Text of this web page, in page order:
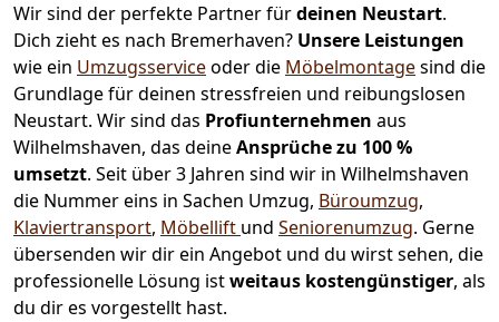
Wir sind der perfekte Partner fürdeinen Neustart.
Dich zieht es nach Bremer­haven? Unsere Leistungen
wie ein Umzugsserviceoder die Möbelmontagesind die
Grundlage für deinen stressfreien und reibungslosen
Neustart. Wir sind das Profiunternehmen aus
Wilhelmshaven, das deineAnsprüche zu 100 %
umsetzt. Seit über 3 Jahren sind wir in Wilhelmshaven
die Nummer eins in Sachen Umzug, Büroumzug,
Klaviertransport, Möbellift und Seniorenumzug. Gerne
übersenden wir dir ein Angebot und du wirst sehen, die
professionelle Lösung istweitaus kostengünstiger, als
du dir es vorgestellt hast.